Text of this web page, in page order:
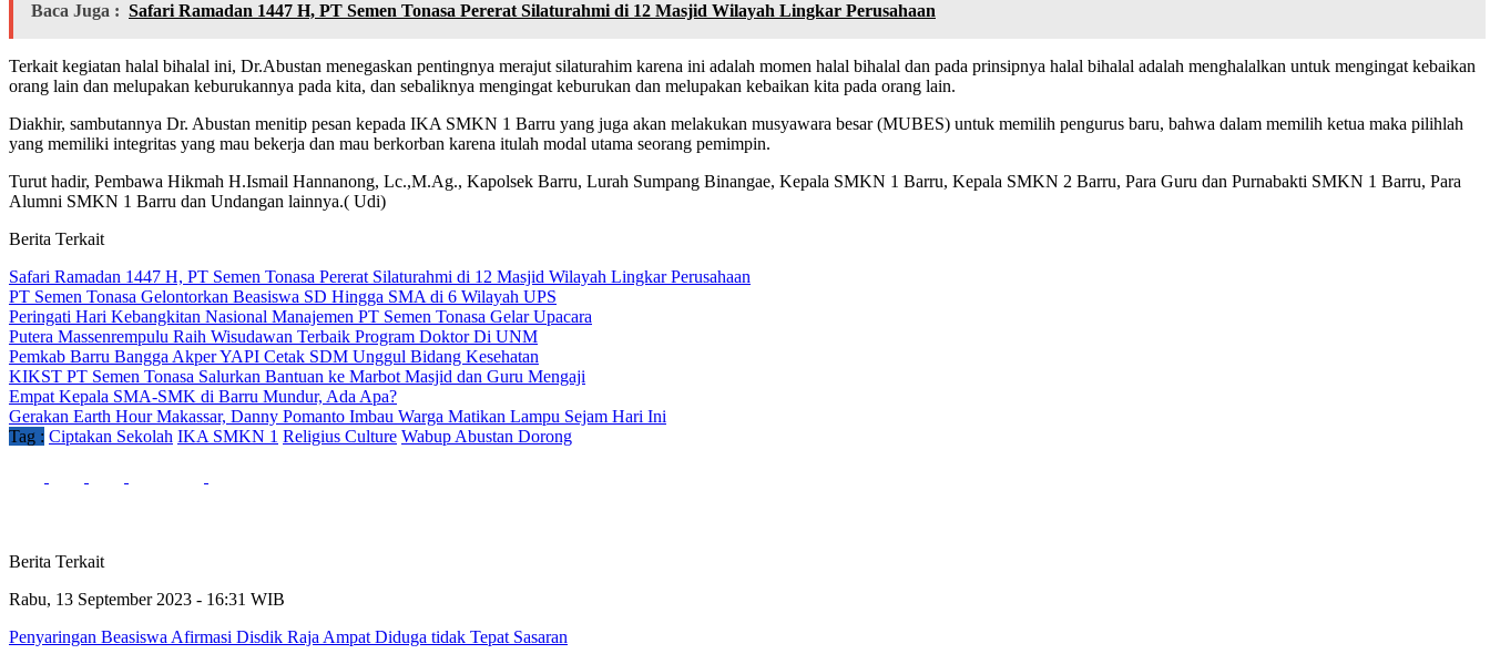
Baca Juga : Safari Ramadan 1447 H, PT Semen Tonasa Pererat Silaturahmi di 12 Masjid Wilayah Lingkar Perusahaan
Terkait kegiatan halal bihalal ini, Dr.Abustan menegaskan pentingnya merajut silaturahim karena ini adalah momen halal bihalal dan pada prinsipnya halal bihalal adalah menghalalkan untuk mengingat kebaikan
orang lain dan melupakan keburukannya pada kita, dan sebaliknya mengingat keburukan dan melupakan kebaikan kita pada orang lain.
Diakhir, sambutannya Dr. Abustan menitip pesan kepada IKA SMKN 1 Barru yang juga akan melakukan musyawara besar (MUBES) untuk memilih pengurus baru, bahwa dalam memilih ketua maka pilihlah
yang memiliki integritas yang mau bekerja dan mau berkorban karena itulah modal utama seorang pemimpin.
Turut hadir, Pembawa Hikmah H.Ismail Hannanong, Lc.,M.Ag., Kapolsek Barru, Lurah Sumpang Binangae, Kepala SMKN 1 Barru, Kepala SMKN 2 Barru, Para Guru dan Purnabakti SMKN 1 Barru, Para
Alumni SMKN 1 Barru dan Undangan lainnya.( Udi)
Berita Terkait
Safari Ramadan 1447 H, PT Semen Tonasa Pererat Silaturahmi di 12 Masjid Wilayah Lingkar Perusahaan
PT Semen Tonasa Gelontorkan Beasiswa SD Hingga SMA di 6 Wilayah UPS
Peringati Hari Kebangkitan Nasional Manajemen PT Semen Tonasa Gelar Upacara
Putera Massenrempulu Raih Wisudawan Terbaik Program Doktor Di UNM
Pemkab Barru Bangga Akper YAPI Cetak SDM Unggul Bidang Kesehatan
KIKST PT Semen Tonasa Salurkan Bantuan ke Marbot Masjid dan Guru Mengaji
Empat Kepala SMA-SMK di Barru Mundur, Ada Apa?
Gerakan Earth Hour Makassar, Danny Pomanto Imbau Warga Matikan Lampu Sejam Hari Ini
Tag : Ciptakan Sekolah IKA SMKN 1 Religius Culture Wabup Abustan Dorong
Berita Terkait
Rabu, 13 September 2023 - 16:31 WIB
Penyaringan Beasiswa Afirmasi Disdik Raja Ampat Diduga tidak Tepat Sasaran